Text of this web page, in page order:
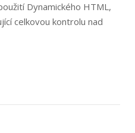
Dynamického HTML,
celkovou kontrolu nad